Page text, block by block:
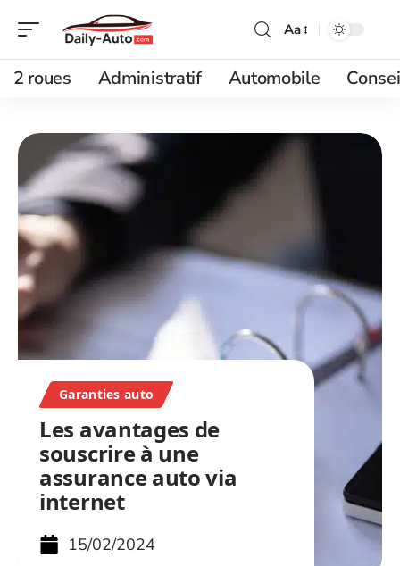
Aa
2 roues Administratif Automobile
Garanties auto
Les avantages de
souscrire à une
assurance auto via
internet
15/02/2024